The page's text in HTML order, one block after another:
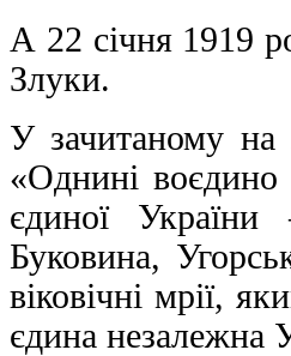
А 22 січня 1919
Злуки.
У зачитаному на
«Однині воєдино
єдиної України
Буковина,
віковічні мрії,
єдина незалежна